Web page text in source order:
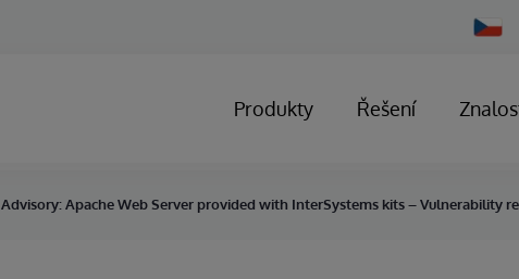
Change
Country
Produkty Řešení
Advisory: Apache Web Server provided with InterSystems kits – Vulnerability